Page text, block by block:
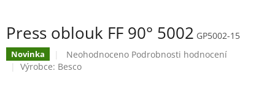
Press oblouk FF 90° 5002 GP5002-15
Novinka
Průměrné
hodnocení
Neohodnoceno Podrobnosti hodnocení
Výrobce: Besco